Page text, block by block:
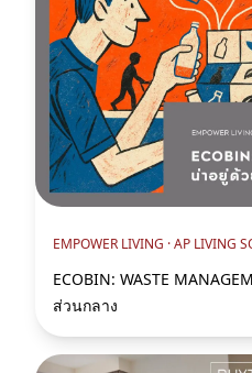
EMPOWER LIVING ·AP LIVING
ECOBIN: WASTE
ส่วนกลาง